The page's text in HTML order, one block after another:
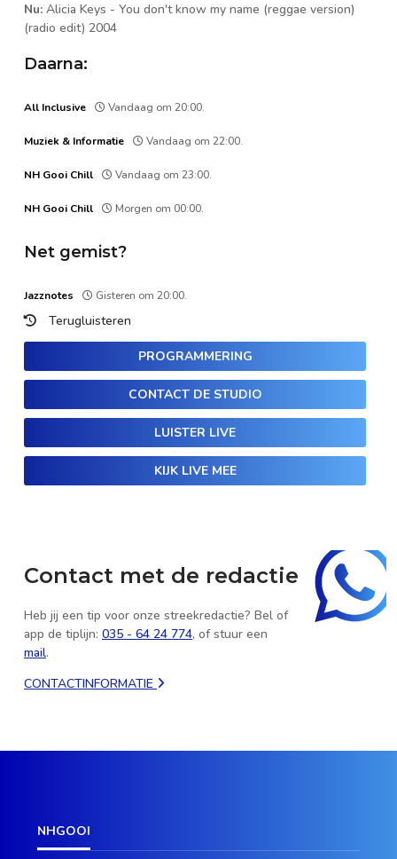
Nu: Alicia Keys - You don't know my name (reggae version)
(radio edit) 2004
Daarna:
All Inclusive Vandaag om 20:00.
Muziek & Informatie Vandaag om 22:00.
NH Gooi Chill Vandaag om 23:00.
NH Gooi Chill Morgen om 00:00.
Net gemist?
Jazznotes Gisteren om 20:00.
Terugluisteren
PROGRAMMERING
CONTACT DE STUDIO
LUISTER LIVE
KIJK LIVE MEE
Contact met de redactie
Heb jij een tip voor onze streekredactie? Bel of
app de tiplijn: 035 - 64 24 774, of stuur een
mail.
CONTACTINFORMATIE
NHGOOI